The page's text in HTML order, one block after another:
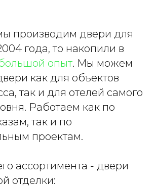
производим двери для
года, то накопили в
опыт. Мы можем
как для объектов
так и для отелей самого
Работаем как по
так и по
проектам.
ассортимента - двери
отделки: